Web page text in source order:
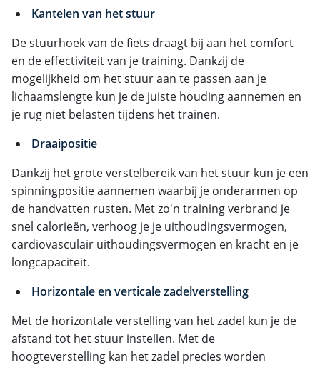
Kantelen van het stuur
De stuurhoek van de fiets draagt bij aan het comfort
en de effectiviteit van je training. Dankzij de
mogelijkheid om het stuur aan te passen aan je
lichaamslengte kun je de juiste houding aannemen en
je rug niet belasten tijdens het trainen.
Draaipositie
Dankzij het grote verstelbereik van het stuur kun je een
spinningpositie aannemen waarbij je onderarmen op
de handvatten rusten. Met zo'n training verbrand je
snel calorieën, verhoog je je uithoudingsvermogen,
cardiovasculair uithoudingsvermogen en kracht en je
longcapaciteit.
Horizontale en verticale zadelverstelling
Met de horizontale verstelling van het zadel kun je de
afstand tot het stuur instellen. Met de
hoogteverstelling kan het zadel precies worden